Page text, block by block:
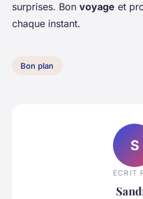
surprises. Bon voyage et
chaque instant.
Bon plan
S
ECRIT